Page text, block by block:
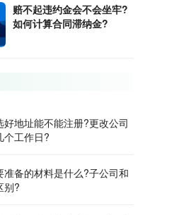
赔不起违约金会不会坐牢?
如何计算合同滞纳金?
地址能不能注册?更改公司
个工作日?
准备的材料是什么?子公司和
别?